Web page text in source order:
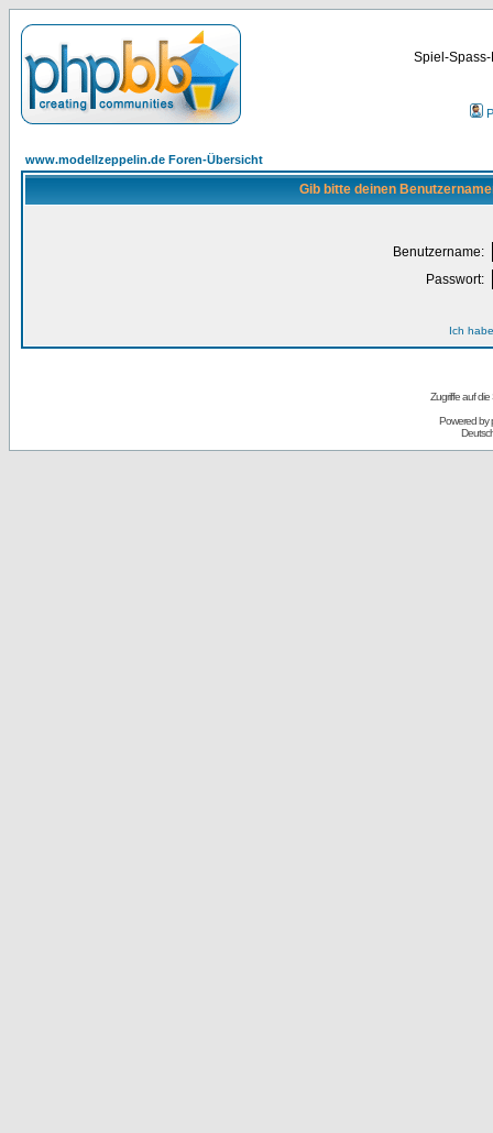
Spiel-
www.modellzeppelin.de Foren-Übersicht
Gib bitte deinen
Benutzername:
Passwort:
Ich
Zugriffe auf
Powered by